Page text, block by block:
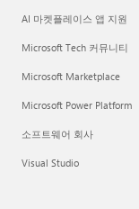
AI 마켓플레이스 앱 지원
Microsoft Tech 커뮤니티
Microsoft Marketplace
Microsoft Power Platform
소프트웨어 회사
Visual Studio